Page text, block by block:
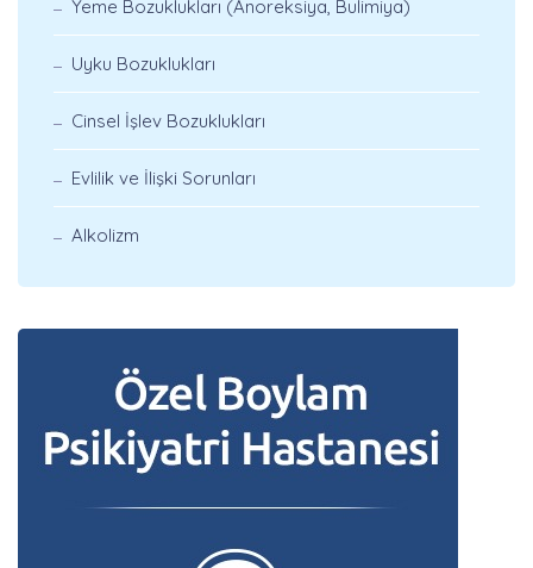
Yeme Bozuklukları (Anoreksiya, Bulimiya)
Uyku Bozuklukları
Cinsel İşlev Bozuklukları
Evlilik ve İlişki Sorunları
Alkolizm